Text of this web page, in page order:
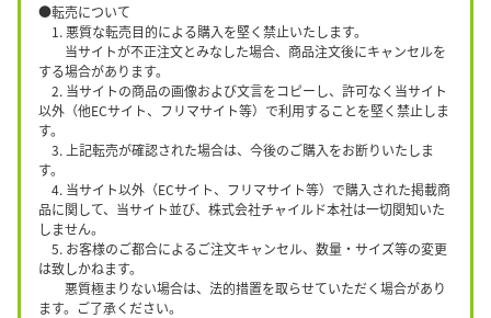
●転売について
1. 悪質な転売目的による購入を堅く禁止いたします。
当サイトが不正注文とみなした場合、商品注文後にキャンセルを
する場合があります。
2. 当サイトの商品の画像および文言をコピーし、許可なく当サイト
以外（他ECサイト、フリマサイト等）で利用することを堅く禁止しま
す。
3. 上記転売が確認された場合は、今後のご購入をお断りいたしま
す。
4. 当サイト以外（ECサイト、フリマサイト等）で購入された掲載商
品に関して、当サイト並び、株式会社チャイルド本社は一切関知いた
しません。
5. お客様のご都合によるご注文キャンセル、数量・サイズ等の変更
は致しかねます。
悪質極まりない場合は、法的措置を取らせていただく場合があり
ます。ご了承ください。